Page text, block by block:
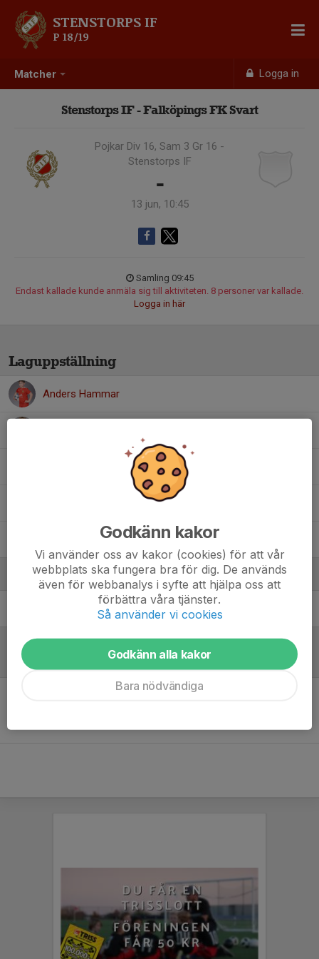
Matcher Logga in
STENSTORPS IF
P 18/19
Stenstorps IF - Falköpings FK Svart
Pojkar Div 16, Sam 3 Gr 16 -
Stenstorps IF
-
13 jun, 10:45
Samling 09:45
Endast kallade kunde anmäla sig till aktiviteten. 8 personer var kallade.
Logga in här
Laguppställning
Anders Hammar
Nils Petersen Almgren
Ledare
Johan Ekberg Ledare
Referat
Godkänn kakor
Vi använder oss av kakor (cookies) för att vår
webbplats ska fungera bra för dig. De används
även för webbanalys i syfte att hjälpa oss att
förbättra våra tjänster.
Så använder vi cookies
Godkänn alla kakor
Bara nödvändiga